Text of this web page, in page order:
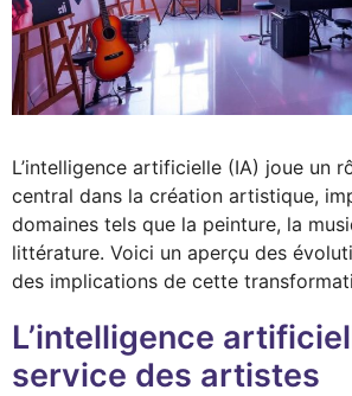
L’intelligence artificielle (IA) joue un
central dans la création artistique,
domaines tels que la peinture, la
littérature. Voici un aperçu des
des implications de cette
L’intelligence
service des artistes